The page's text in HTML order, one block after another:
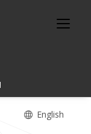
English